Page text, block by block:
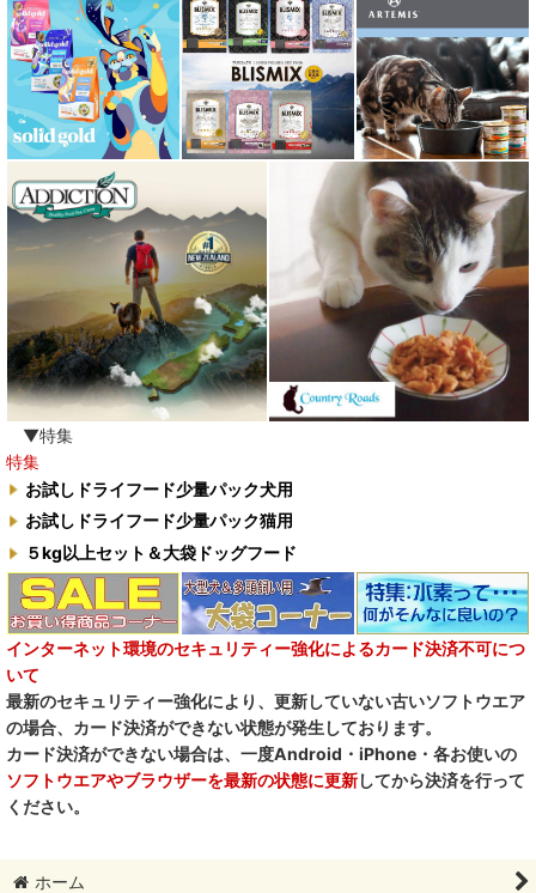
▼特集
特集
お試しドライフード少量パック犬用
お試しドライフード少量パック猫用
５kg以上セット＆大袋ドッグフード
インターネット環境のセキュリティー強化によるカード決済不可につ
いて
最新のセキュリティー強化により、更新していない古いソフトウエア
の場合、カード決済ができない状態が発生しております。
カード決済ができない場合は、一度Android・iPhone・各お使いの
ソフトウエアやブラウザーを最新の状態に更新してから決済を行って
ください。
ホーム